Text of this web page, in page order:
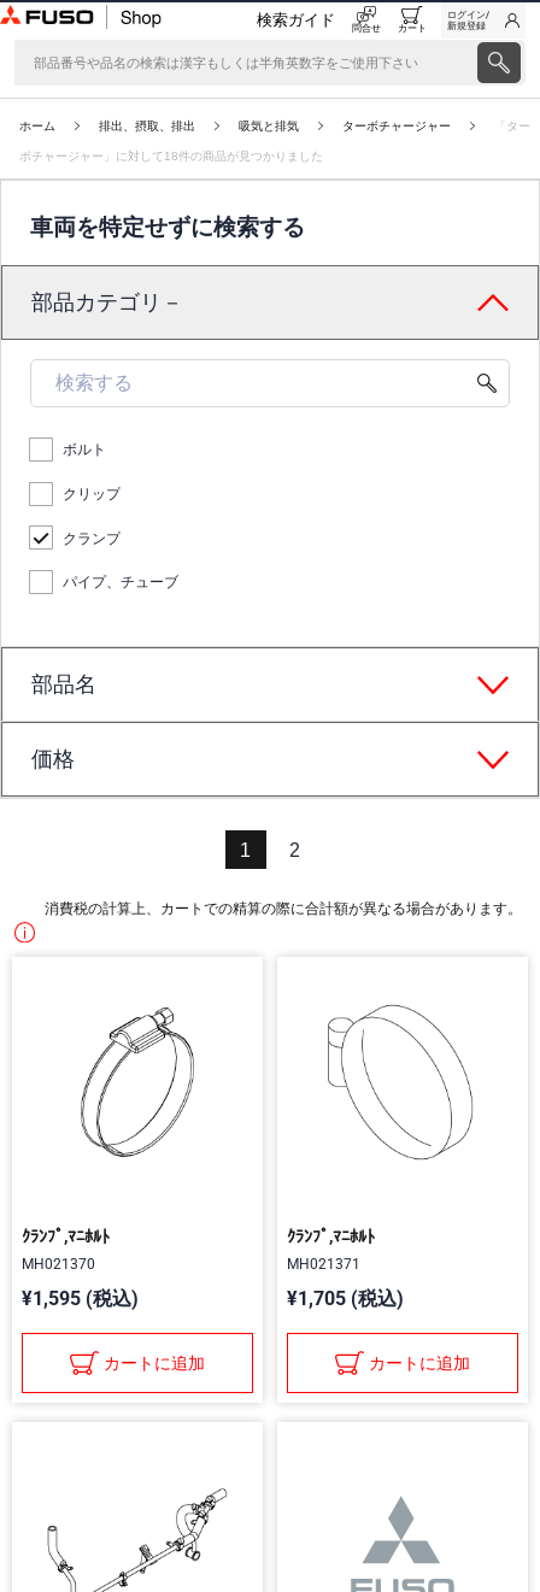
検索ガイド 問合せ カート
ログイン/
新規登録
ホーム 排出、摂取、排出 吸気と排気 ターボチャージャー 「ター
ボチャージャー」に対して18件の商品が見つかりました
車両を特定せずに検索する
部品カテゴリ－
ボルト
クリップ
クランプ
パイプ、チューブ
部品名
価格
1 2
消費税の計算上、カートでの精算の際に合計額が異なる場合があります。
ｸﾗﾝﾌﾟ,ﾏﾆﾎﾙﾄ
MH021370
¥1,595 (税込)
カートに追加
ｸﾗﾝﾌﾟ,ﾏﾆﾎﾙﾄ
MH021371
¥1,705 (税込)
カートに追加